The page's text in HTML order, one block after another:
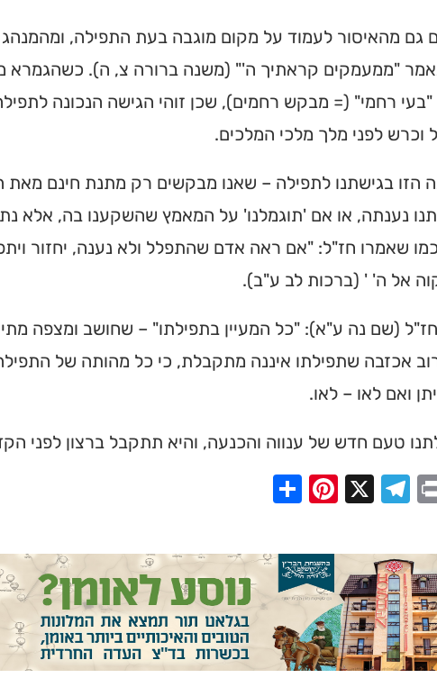
גם מהאיסור לעמוד על מקום מוגבה בעת התפילה,
"ממעמקים קראתיך ה'" (משנה ברורה צ, ה).
"בעי רחמי" (= מבקש רחמים), שכן זוהי הגישה הנכונה
לפני מלך מלכי המלכים.
הזו בגישתנו לתפילה – שאנו מבקשים רק מתנת חינם מאת
נענתה, או אם 'תוגמלנו' על המאמץ שהשקענו בה, אלא
כמו שאמרו חז"ל: "אם ראה אדם שהתפלל ולא נענה, יחזור
אל ה' ' (ברכות לב ע"ב).
חז"ל (שם נה ע"א): "כל המעיין בתפילתו" – שחושב ומצפה
אכזבה שתפילתו איננה מתקבלת, כי כל מהותה של
ואם לאו – לאו.
טעם חדש של ענווה והכנעה, והיא תתקבל ברצון לפני
Print
Telegram
Pinterest